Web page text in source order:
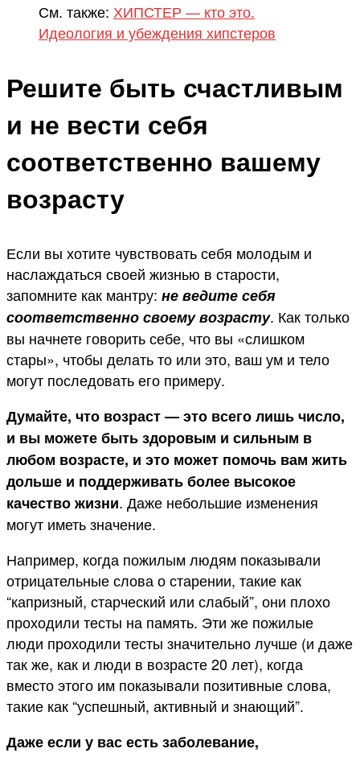
См. также: ХИПСТЕР — кто это.
Идеология и убеждения хипстеров
Решите быть счастливым
и не вести себя
соответственно вашему
возрасту
Если вы хотите чувствовать себя молодым и
наслаждаться своей жизнью в старости,
запомните как мантру: не ведите себя
соответственно своему возрасту. Как только
вы начнете говорить себе, что вы «слишком
стары», чтобы делать то или это, ваш ум и тело
могут последовать его примеру.
Думайте, что возраст — это всего лишь число,
и вы можете быть здоровым и сильным в
любом возрасте, и это может помочь вам жить
дольше и поддерживать более высокое
качество жизни. Даже небольшие изменения
могут иметь значение.
Например, когда пожилым людям показывали
отрицательные слова о старении, такие как
“капризный, старческий или слабый”, они плохо
проходили тесты на память. Эти же пожилые
люди проходили тесты значительно лучше (и даже
так же, как и люди в возрасте 20 лет), когда
вместо этого им показывали позитивные слова,
такие как “успешный, активный и знающий”.
Даже если у вас есть заболевание,